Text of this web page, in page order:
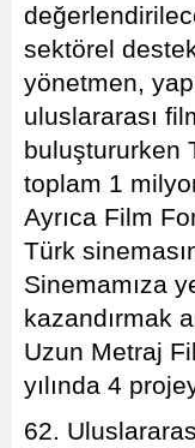
sektörel
yönetmen,
uluslararası
buluştururken
toplam 1
Ayrıca Film
Türk
Sinemamıza
kazandırmak
Uzun Metraj
yılında 4
62.